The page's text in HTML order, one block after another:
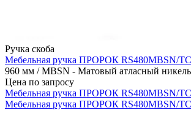
Ручка скоба
Мебельная ручка ПРОРОК RS480MBSN/
960 мм / MBSN - Матовый атласный никель
Цена по запросу
Мебельная ручка ПРОРОК RS480MBSN/
Мебельная ручка ПРОРОК RS480MBSN/